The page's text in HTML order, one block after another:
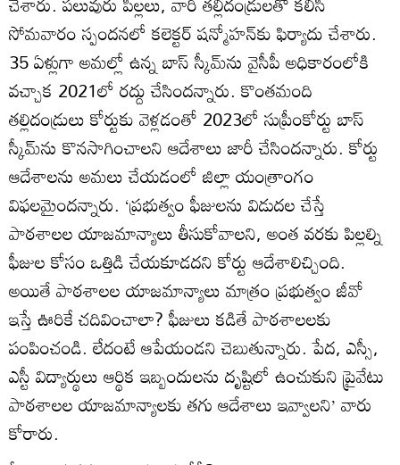
సోమవారం స్పందనలో కలెక్టర్‌ షన్మోహన్‌కు ఫిర్యాదు చేశారు.
35 ఏళ్లుగా అమల్లో ఉన్న బాస్‌ స్కీమ్‌ను వైసీపీ అధికారంలోకి
వచ్చాక 2021లో రద్దు చేసిందన్నారు. కొంతమంది
తల్లిదండ్రులు కోర్టుకు వెళ్లడంతో 2023లో సుప్రీంకోర్టు బాస్‌
స్కీమ్‌ను కొనసాగించాలని ఆదేశాలు జారీ చేసిందన్నారు. కోర్టు
ఆదేశాలను అమలు చేయడంలో జిల్లా యంత్రాంగం
విఫలమైందన్నారు. ‘ప్రభుత్వం ఫీజులను విడుదల చేస్తే
పాఠశాలల యాజమాన్యాలు తీసుకోవాలని, అంత వరకు పిల్లల్ని
ఫీజుల కోసం ఒత్తిడి చేయకూడదని కోర్టు ఆదేశాలిచ్చింది.
అయితే పాఠశాలల యాజమాన్యాలు మాత్రం ప్రభుత్వం జీవో
ఇస్తే ఊరికే చదివించాలా? ఫీజులు కడితే పాఠశాలలకు
పంపించండి. లేదంటే ఆపేయండని చెబుతున్నారు. పేద, ఎస్సీ,
ఎస్టీ విద్యార్థులు ఆర్థిక ఇబ్బందులను దృష్టిలో ఉంచుకుని ప్రైవేటు
పాఠశాలల యాజమాన్యాలకు తగు ఆదేశాలు ఇవ్వాలని’ వారు
కోరారు.